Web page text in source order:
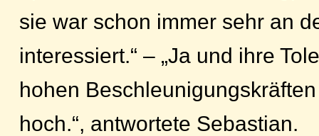
sie war schon immer sehr an
interessiert.“ – „Ja und ihre
hohen
hoch.“, antwortete Sebastian.